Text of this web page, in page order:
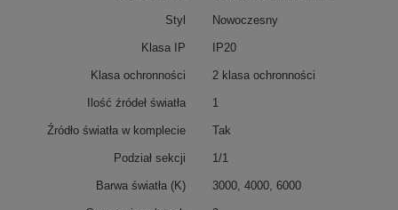
Styl Nowoczesny
Klasa IP IP20
Klasa ochronności 2 klasa ochronności
Ilość źródeł światła 1
Źródło światła w komplecie Tak
Podział sekcji 1/1
Barwa światła (K) 3000, 4000, 6000